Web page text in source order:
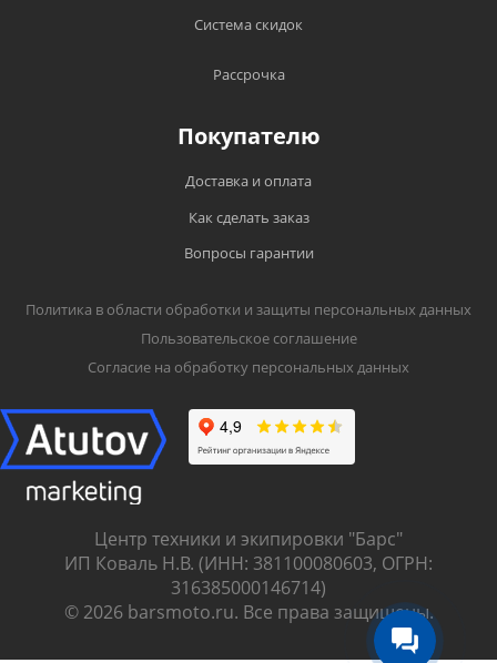
Система скидок
Рассрочка
Покупателю
Доставка и оплата
Как сделать заказ
Вопросы гарантии
Политика в области обработки и защиты персональных данных
Пользовательское соглашение
Согласие на обработку персональных данных
Центр техники и экипировки "Барс"
ИП Коваль Н.В. (ИНН: 381100080603, ОГРН:
316385000146714)
© 2026 barsmoto.ru. Все права защищены.